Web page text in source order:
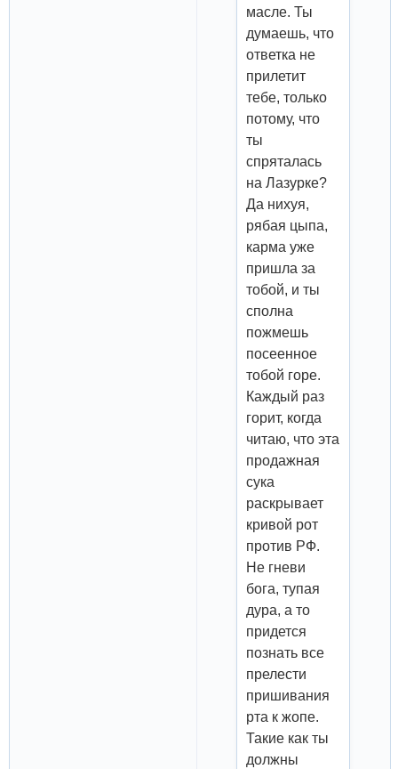
масле. Ты
думаешь, что
ответка не
прилетит
тебе, только
потому, что
ты
спряталась
на Лазурке?
Да нихуя,
рябая цыпа,
карма уже
пришла за
тобой, и ты
сполна
пожмешь
посеенное
тобой горе.
Каждый раз
горит, когда
читаю, что эта
продажная
сука
раскрывает
кривой рот
против РФ.
Не гневи
бога, тупая
дура, а то
придется
познать все
прелести
пришивания
рта к жопе.
Такие как ты
должны